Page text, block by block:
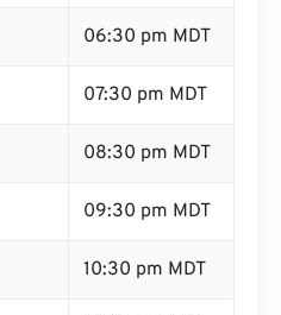
06:30 pm MDT
07:30 pm MDT
08:30 pm MDT
09:30 pm MDT
10:30 pm MDT